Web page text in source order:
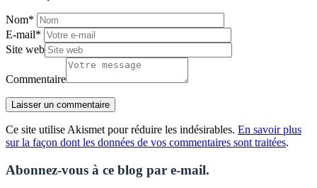
Nom*
E-mail*
Site web
Commentaire
Ce site utilise Akismet pour réduire les indésirables. En savoir plus
sur la façon dont les données de vos commentaires sont traitées.
Abonnez-vous à ce blog par e-mail.